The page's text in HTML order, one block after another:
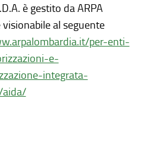
è gestito da ARPA
al seguente
per-enti-
e-
integrata-
aida/